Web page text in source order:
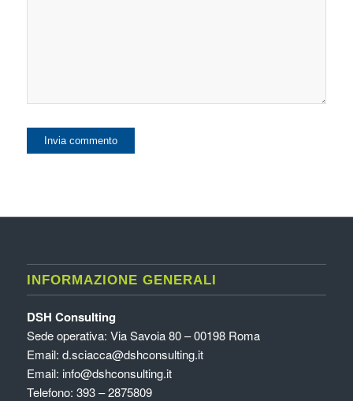
INFORMAZIONE GENERALI
DSH Consulting
Sede operativa: Via Savoia 80 – 00198 Roma
Email: d.sciacca@dshconsulting.it
Email: info@dshconsulting.it
Telefono: 393 – 2875809